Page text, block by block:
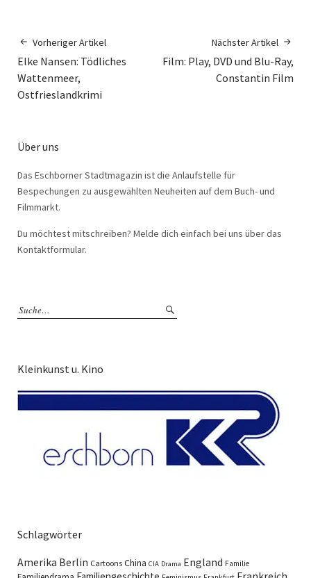
Vorheriger Artikel
Elke Nansen: Tödliches
Wattenmeer,
Ostfrieslandkrimi
Nächster Artikel
Film: Play, DVD und Blu-Ray,
Constantin Film
Über uns
Das Eschborner Stadtmagazin ist die Anlaufstelle für
Bespechungen zu ausgewählten Neuheiten auf dem Buch- und
Filmmarkt.
Du möchtest mitschreiben? Melde dich einfach bei uns über das
Kontaktformular.
Kleinkunst u. Kino
Schlagwörter
Amerika Berlin Cartoons China CIA Drama England Familie